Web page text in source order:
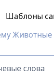
Шаблоны
Животные